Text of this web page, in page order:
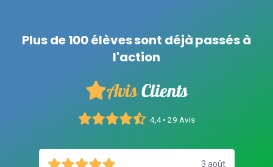
Plus de 100 élèves sont déjà passés à
l'action
AvisClients
4,4 • 29 Avis
3 août